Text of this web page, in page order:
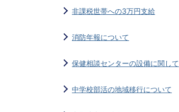
非課税世帯への3万円支給
消防年報について
保健相談センターの設備に関して
中学校部活の地域移行について